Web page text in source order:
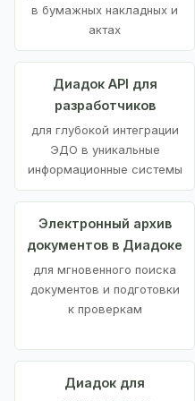
в бумажных накладных и
актах
Диадок API для
разработчиков
для глубокой интеграции
ЭДО в уникальные
информационные системы
Электронный архив
документов в Диадоке
для мгновенного поиска
документов и подготовки
к проверкам
Диадок для